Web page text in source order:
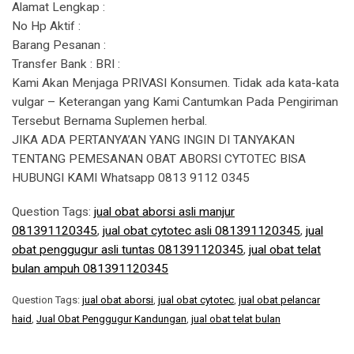
Alamat Lengkap :
No Hp Aktif :
Barang Pesanan :
Transfer Bank : BRI :
Kami Akan Menjaga PRIVASI Konsumen. Tidak ada kata-kata
vulgar – Keterangan yang Kami Cantumkan Pada Pengiriman
Tersebut Bernama Suplemen herbal.
JIKA ADA PERTANYA’AN YANG INGIN DI TANYAKAN
TENTANG PEMESANAN OBAT ABORSI CYTOTEC BISA
HUBUNGI KAMI Whatsapp 0813 9112 0345
Question Tags: jual obat aborsi asli manjur
081391120345, jual obat cytotec asli 081391120345, jual
obat penggugur asli tuntas 081391120345, jual obat telat
bulan ampuh 081391120345
Question Tags: jual obat aborsi jual obat cytotec jual obat pelancar
haid Jual Obat Penggugur Kandungan jual obat telat bulan